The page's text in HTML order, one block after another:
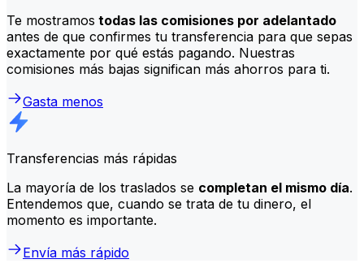
Te mostramos todas las comisiones por adelantado
antes de que confirmes tu transferencia para que sepas
exactamente por qué estás pagando. Nuestras
comisiones más bajas significan más ahorros para ti.
Gasta menos
Transferencias más rápidas
La mayoría de los traslados se completan el mismo día.
Entendemos que, cuando se trata de tu dinero, el
momento es importante.
Envía más rápido